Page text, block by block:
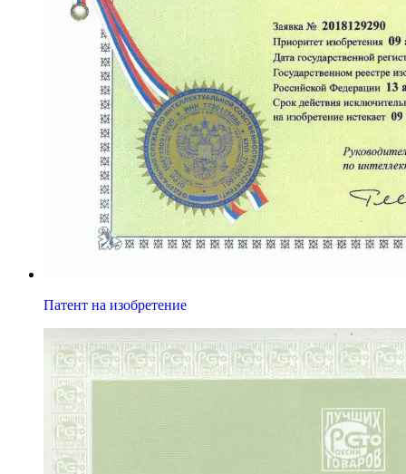
Патент на изобретение